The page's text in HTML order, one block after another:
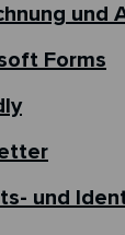
und
Forms
und